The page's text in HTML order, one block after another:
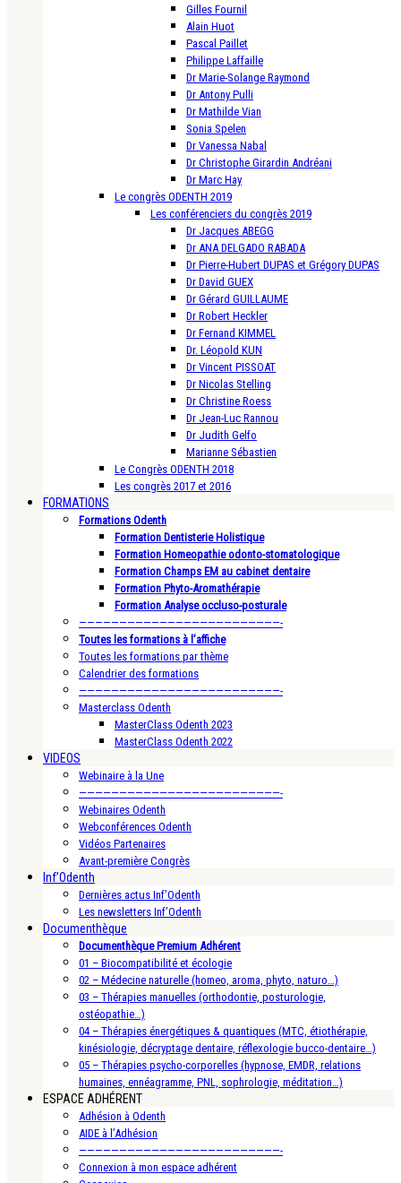
Gilles Fournil
Alain Huot
Pascal Paillet
Philippe Laffaille
Dr Marie-Solange Raymond
Dr Antony Pulli
Dr Mathilde Vian
Sonia Spelen
Dr Vanessa Nabal
Dr Christophe Girardin Andréani
Dr Marc Hay
Le congrès ODENTH 2019
Les conférenciers du congrès 2019
Dr Jacques ABEGG
Dr ANA DELGADO RABADA
Dr Pierre-Hubert DUPAS et Grégory DUPAS
Dr David GUEX
Dr Gérard GUILLAUME
Dr Robert Heckler
Dr Fernand KIMMEL
Dr. Léopold KUN
Dr Vincent PISSOAT
Dr Nicolas Stelling
Dr Christine Roess
Dr Jean-Luc Rannou
Dr Judith Gelfo
Marianne Sébastien
Le Congrès ODENTH 2018
Les congrès 2017 et 2016
FORMATIONS
Formations Odenth
Formation Dentisterie Holistique
Formation Homeopathie odonto-stomatologique
Formation Champs EM au cabinet dentaire
Formation Phyto-Aromathérapie
Formation Analyse occluso-posturale
—————————————————————————-
Toutes les formations à l’affiche
Toutes les formations par thème
Calendrier des formations
—————————————————————————-
Masterclass Odenth
MasterClass Odenth 2023
MasterClass Odenth 2022
VIDEOS
Webinaire à la Une
—————————————————————————-
Webinaires Odenth
Webconférences Odenth
Vidéos Partenaires
Avant-première Congrès
Inf’Odenth
Dernières actus Inf’Odenth
Les newsletters Inf’Odenth
Documenthèque
Documenthèque Premium Adhérent
01 – Biocompatibilité et écologie
02 – Médecine naturelle (homeo, aroma, phyto, naturo…)
03 – Thérapies manuelles (orthodontie, posturologie,
ostéopathie…)
04 – Thérapies énergétiques & quantiques (MTC, étiothérapie,
kinésiologie, décryptage dentaire, réflexologie bucco-dentaire…)
05 – Thérapies psycho-corporelles (hypnose, EMDR, relations
humaines, ennéagramme, PNL, sophrologie, méditation…)
ESPACE ADHÉRENT
Adhésion à Odenth
AIDE à l’Adhésion
—————————————————————————-
Connexion à mon espace adhérent